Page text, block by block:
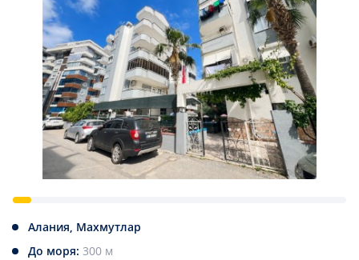
Алания, Махмутлар
До моря: 300 м